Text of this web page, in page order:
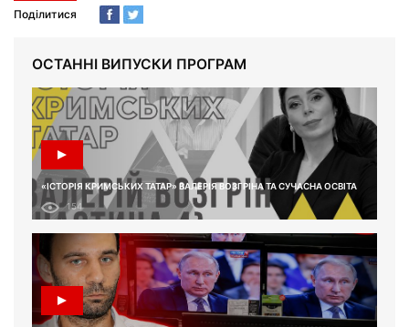
Поділитися
ОСТАННІ ВИПУСКИ ПРОГРАМ
«ІСТОРІЯ КРИМСЬКИХ ТАТАР» ВАЛЕРІЯ ВОЗГРІНА ТА СУЧАСНА ОСВІТА
154